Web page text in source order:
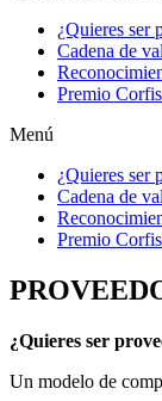
¿Quieres ser
Cadena de
Premio
Menú
¿Quieres ser
Cadena de
Premio
¿Quieres ser
Un modelo de